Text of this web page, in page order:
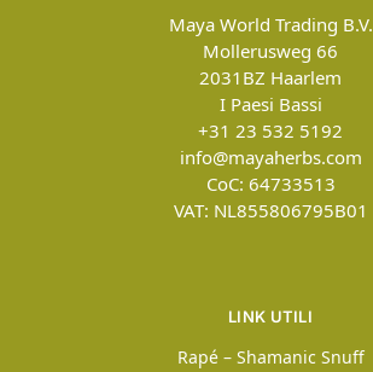
Maya World Trading B.V.
Mollerusweg 66
2031BZ Haarlem
I Paesi Bassi
+31 23 532 5192
info@mayaherbs.com
CoC: 64733513
VAT: NL855806795B01
LINK UTILI
Rapé – Shamanic Snuff